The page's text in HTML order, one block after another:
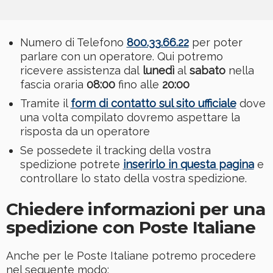
Numero di Telefono 800.33.66.22 per poter
parlare con un operatore. Qui potremo
ricevere assistenza dal lunedìal sabatonella
fascia oraria 08:00fino alle 20:00
Tramite il form di contatto sul sito ufficialedove
una volta compilato dovremo aspettare la
risposta da un operatore
Se possedete il tracking della vostra
spedizione potrete inserirlo in questa paginae
controllare lo stato della vostra spedizione.
Chiedere informazioni per una
spedizione con Poste Italiane
Anche per le Poste Italiane potremo procedere
nel seguente modo: